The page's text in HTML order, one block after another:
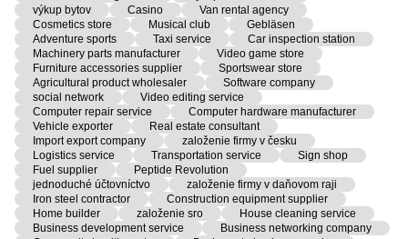
výkup bytov
Casino
Van rental agency
Cosmetics store
Musical club
Gebläsen
Adventure sports
Taxi service
Car inspection station
Machinery parts manufacturer
Video game store
Furniture accessories supplier
Sportswear store
Agricultural product wholesaler
Software company
social network
Video editing service
Computer repair service
Computer hardware manufacturer
Vehicle exporter
Real estate consultant
Import export company
založenie firmy v česku
Logistics service
Transportation service
Sign shop
Fuel supplier
Peptide Revolution
jednoduché účtovníctvo
založenie firmy v daňovom raji
Iron steel contractor
Construction equipment supplier
Home builder
založenie sro
House cleaning service
Business development service
Business networking company